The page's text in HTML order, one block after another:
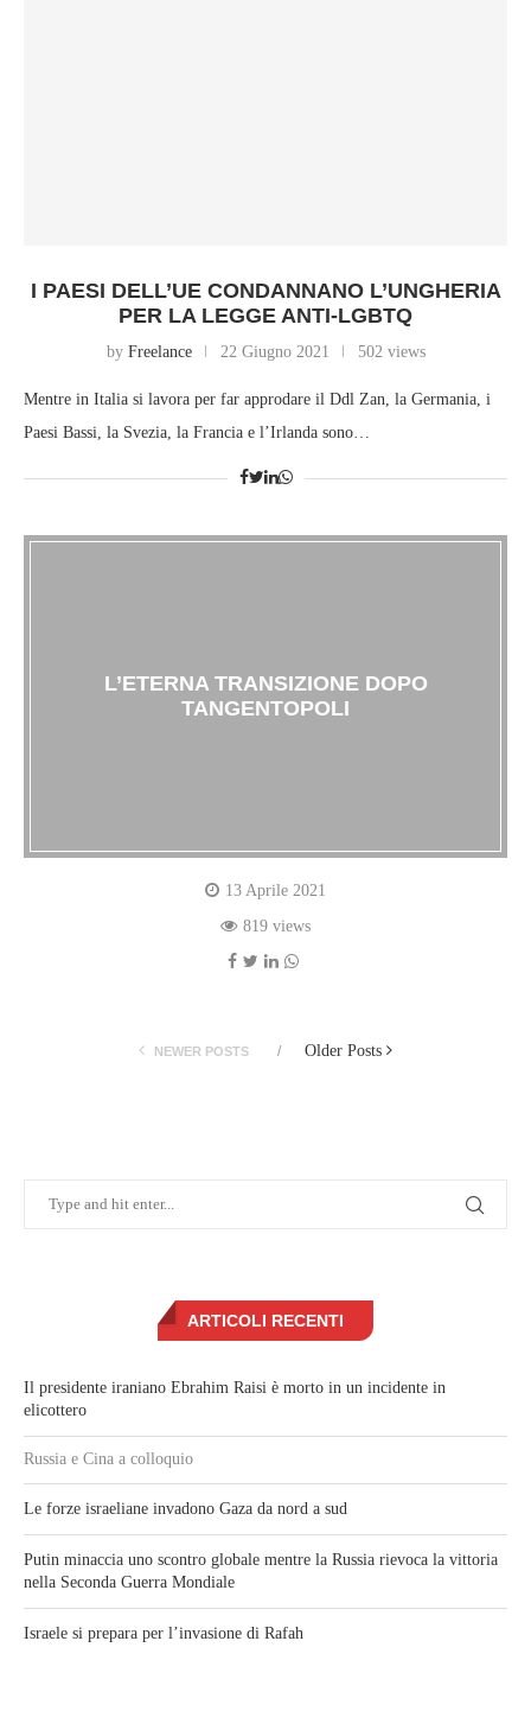
I PAESI DELL’UE CONDANNANO L’UNGHERIA
PER LA LEGGE ANTI-LGBTQ
by Freelance 22 Giugno 2021 502 views
Mentre in Italia si lavora per far approdare il Ddl Zan, la Germania, i
Paesi Bassi, la Svezia, la Francia e l’Irlanda sono…
L’ETERNA TRANSIZIONE DOPO
TANGENTOPOLI
13 Aprile 2021
819 views
NEWER POSTS Older Posts
ARTICOLI RECENTI
Il presidente iraniano Ebrahim Raisi è morto in un incidente in
elicottero
Russia e Cina a colloquio
Le forze israeliane invadono Gaza da nord a sud
Putin minaccia uno scontro globale mentre la Russia rievoca la vittoria
nella Seconda Guerra Mondiale
Israele si prepara per l’invasione di Rafah